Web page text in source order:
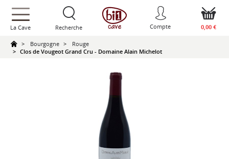
text.skipToContent
text.skipToNavigation
La Cave Recherche Compte 0,00 €
Bourgogne
Rouge
Clos de Vougeot Grand Cru - Domaine Alain Michelot